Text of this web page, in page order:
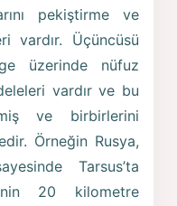
pekiştirme ve
vardır. Üçüncüsü
üzerinde nüfuz
vardır ve bu
ve birbirlerini
Örneğin Rusya,
Tarsus’ta
20 kilometre